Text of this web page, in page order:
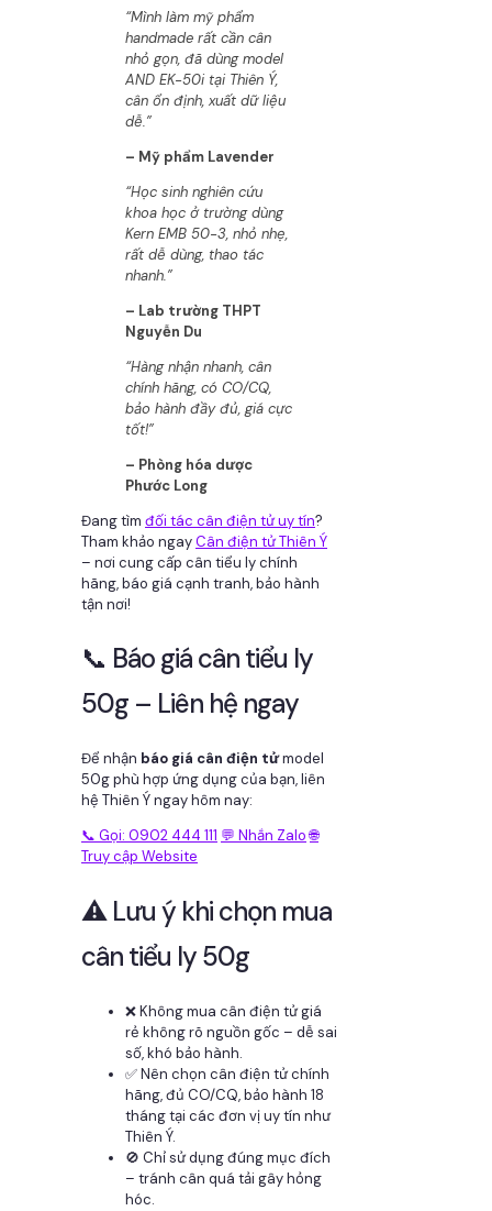
“Mình làm mỹ phẩm
handmade rất cần cân
nhỏ gọn, đã dùng model
AND EK-50i tại Thiên Ý,
cân ổn định, xuất dữ liệu
dễ.”
– Mỹ phẩm Lavender
“Học sinh nghiên cứu
khoa học ở trường dùng
Kern EMB 50-3, nhỏ nhẹ,
rất dễ dùng, thao tác
nhanh.”
– Lab trường THPT
Nguyễn Du
“Hàng nhận nhanh, cân
chính hãng, có CO/CQ,
bảo hành đầy đủ, giá cực
tốt!”
– Phòng hóa dược
Phước Long
Đang tìm đối tác cân điện tử uy tín?
Tham khảo ngayCân điện tử Thiên Ý
– nơi cung cấp cân tiểu ly chính
hãng, báo giá cạnh tranh, bảo hành
tận nơi!
📞 Báo giá cân tiểu ly
50g – Liên hệ ngay
Để nhận báo giá cân điện tửmodel
50g phù hợp ứng dụng của bạn, liên
hệ Thiên Ý ngay hôm nay:
📞 Gọi: 0902 444 111 💬 Nhắn Zalo 🌐
Truy cập Website
⚠️ Lưu ý khi chọn mua
cân tiểu ly 50g
❌ Không mua cân điện tử giá
rẻ không rõ nguồn gốc – dễ sai
số, khó bảo hành.
✅ Nên chọn cân điện tử chính
hãng, đủ CO/CQ, bảo hành 18
tháng tại các đơn vị uy tín như
Thiên Ý.
🚫 Chỉ sử dụng đúng mục đích
– tránh cân quá tải gây hỏng
hóc.